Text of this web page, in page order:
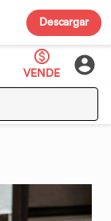
Descargar
VENDE